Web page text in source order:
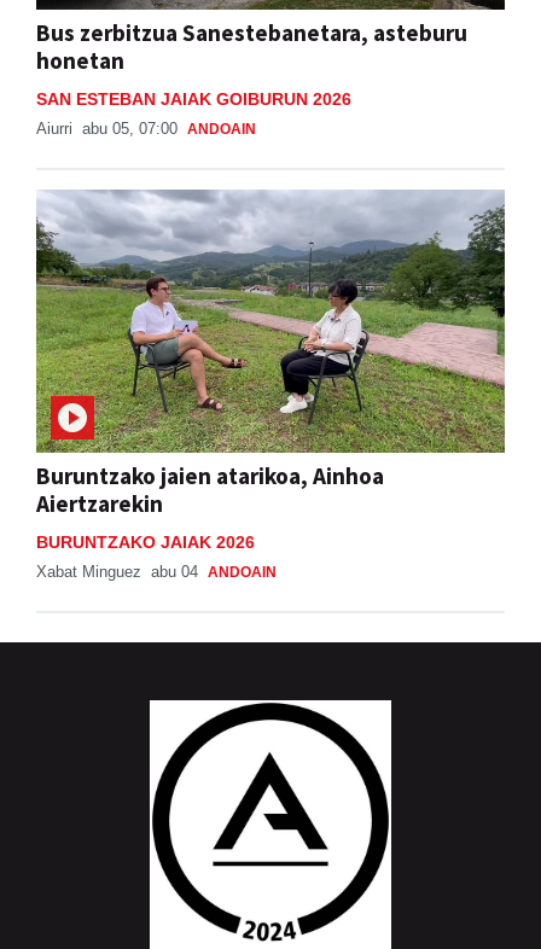
Bus zerbitzua Sanestebanetara, asteburu
honetan
SAN ESTEBAN JAIAK GOIBURUN 2026
Aiurri abu 05, 07:00 ANDOAIN
Buruntzako jaien atarikoa, Ainhoa
Aiertzarekin
BURUNTZAKO JAIAK 2026
Xabat Minguez abu 04 ANDOAIN